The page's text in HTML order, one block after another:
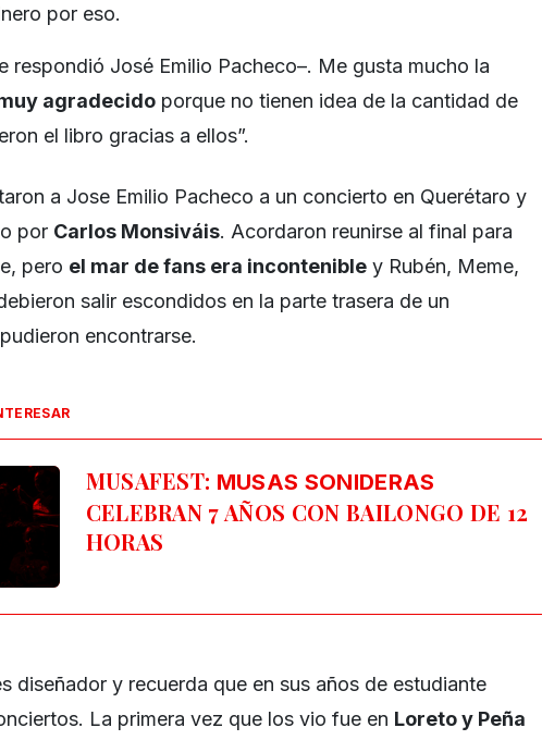
por eso.
respondió José Emilio Pacheco–. Me gusta mucho la
agradecido porque no tienen idea de la cantidad de
el libro gracias a ellos”.
a Jose Emilio Pacheco a un concierto en Querétaro y
por Carlos Monsiváis. Acordaron reunirse al final para
pero el mar de fans era incontenible y Rubén, Meme,
salir escondidos en la parte trasera de un
encontrarse.
MUSAFEST: MUSAS SONIDERAS
CELEBRAN 7 AÑOS CON BAILONGO DE 12
HORAS
diseñador y recuerda que en sus años de estudiante
La primera vez que los vio fue en Loreto y Peña